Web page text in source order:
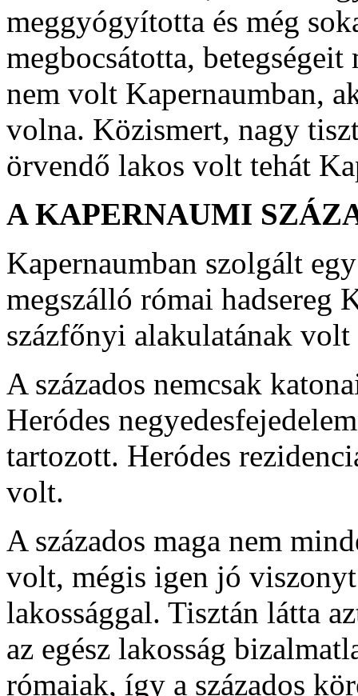
meggyógyította és még
megbocsátotta,
nem volt Kapernaumban,
volna. Közismert, nagy
örvendő lakos volt tehát
A KAPERNAUMI
Kapernaumban szolgált
megszálló római hadsereg
százfőnyi alakulatának volt
A százados nemcsak
Heródes
tartozott. Heródes
volt.
A százados maga nem
volt, mégis igen jó
lakossággal. Tisztán látta
az egész lakosság
rómaiak, így a százados